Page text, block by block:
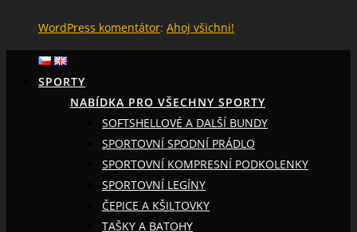
WordPress komentátor: Ahoj všichni!
SPORTY
NABÍDKA PRO VŠECHNY SPORTY
SOFTSHELLOVÉ A DALŠÍ BUNDY
SPORTOVNÍ SPODNÍ PRÁDLO
SPORTOVNÍ KOMPRESNÍ PODKOLENKY
SPORTOVNÍ LEGÍNY
ČEPICE A KŠILTOVKY
TAŠKY A BATOHY